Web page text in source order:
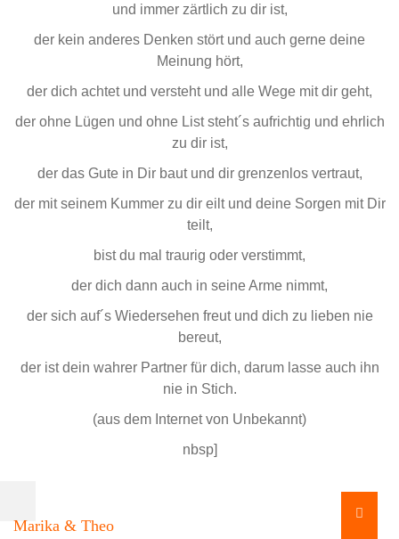
und immer zärtlich zu dir ist,
der kein anderes Denken stört und auch gerne deine
Meinung hört,
der dich achtet und versteht und alle Wege mit dir geht,
der ohne Lügen und ohne List steht´s aufrichtig und ehrlich
zu dir ist,
der das Gute in Dir baut und dir grenzenlos vertraut,
der mit seinem Kummer zu dir eilt und deine Sorgen mit Dir
teilt,
bist du mal traurig oder verstimmt,
der dich dann auch in seine Arme nimmt,
der sich auf´s Wiedersehen freut und dich zu lieben nie
bereut,
der ist dein wahrer Partner für dich, darum lasse auch ihn
nie in Stich.
(aus dem Internet von Unbekannt)
nbsp]
Marika & Theo